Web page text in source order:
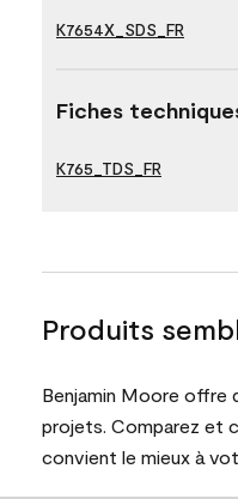
K7654X_SDS_FR
Fiches
K765_TDS_FR
Produits
Benjamin Moore offre
projets. Comparez et
convient le mieux à